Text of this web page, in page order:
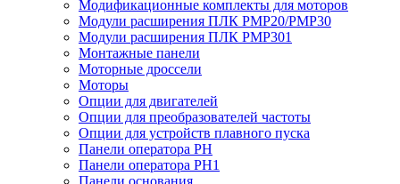
Модификационные комплекты для моторов
Модули расширения ПЛК PMP20/PMP30
Модули расширения ПЛК PMP301
Монтажные панели
Моторные дроссели
Моторы
Опции для двигателей
Опции для преобразователей частоты
Опции для устройств плавного пуска
Панели оператора PH
Панели оператора PH1
Панели основания